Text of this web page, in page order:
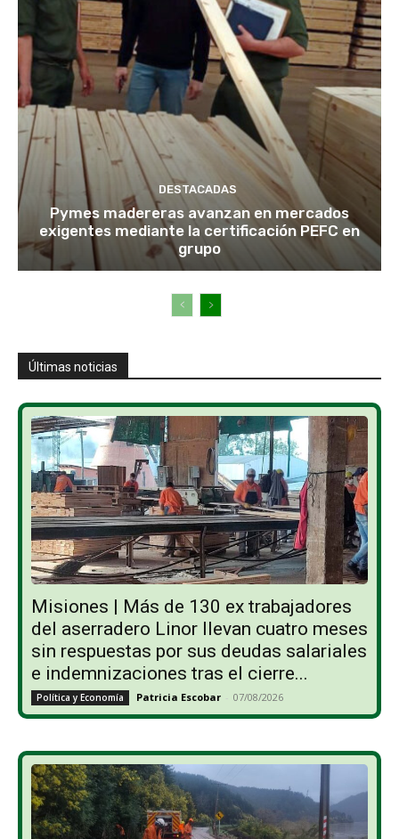
DESTACADAS
Pymes madereras avanzan en mercados
exigentes mediante la certificación PEFC en
grupo
Últimas noticias
Misiones | Más de 130 ex trabajadores
del aserradero Linor llevan cuatro meses
sin respuestas por sus deudas salariales
e indemnizaciones tras el cierre...
Política y Economía Patricia Escobar - 07/08/2026